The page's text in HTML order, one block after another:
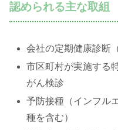
認められる主な取組
会社の定期健康診断
市区町村が実施する
がん検診
予防接種（インフル
種を含む）